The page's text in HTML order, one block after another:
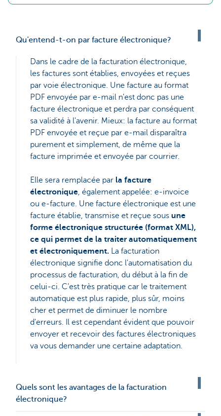
Qu'entend-t-on par facture électronique?
Dans le cadre de la facturation électronique,
les factures sont établies, envoyées et reçues
par voie électronique. Une facture au format
PDF envoyée par e-mail n'est donc pas une
facture électronique et perdra par conséquent
sa validité à l'avenir. Mieux: la facture au format
PDF envoyée et reçue par e-mail disparaîtra
purement et simplement, de même que la
facture imprimée et envoyée par courrier.
Elle sera remplacée par la facture
électronique, également appelée: e-invoice
ou e-facture. Une facture électronique est une
facture établie, transmise et reçue sous une
forme électronique structurée (format XML),
ce qui permet de la traiter automatiquement
et électroniquement. La facturation
électronique signifie donc l'automatisation du
processus de facturation, du début à la fin de
celui-ci. C'est très pratique car le traitement
automatique est plus rapide, plus sûr, moins
cher et permet de diminuer le nombre
d'erreurs. Il est cependant évident que pouvoir
envoyer et recevoir des factures électroniques
va vous demander une certaine adaptation.
Quels sont les avantages de la facturation
électronique?